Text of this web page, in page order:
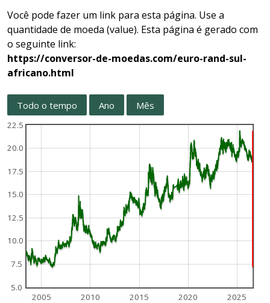
Você pode fazer um link para esta página. Use a
quantidade de moeda (value). Esta página é gerado com
o seguinte link:
https://conversor-de-moedas.com/euro-rand-sul-
africano.html
Todo o tempo Ano Mês
2005 2010 2015 2020 2025
5.0
7.5
10.0
12.5
15.0
17.5
20.0
22.5